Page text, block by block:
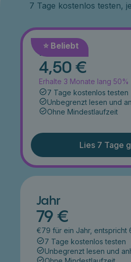
7 Tage kostenlos testen,
⭐️ Beliebt
Monat
4,50 €
Erhalte 3 Monate lang 50%
7 Tage kostenlos testen
Unbegrenzt lesen und
Ohne Mindestlaufzeit
Lies 7 Tage
Jahr
79 €
€79 für ein Jahr, entspricht
7 Tage kostenlos testen
Unbegrenzt lesen und